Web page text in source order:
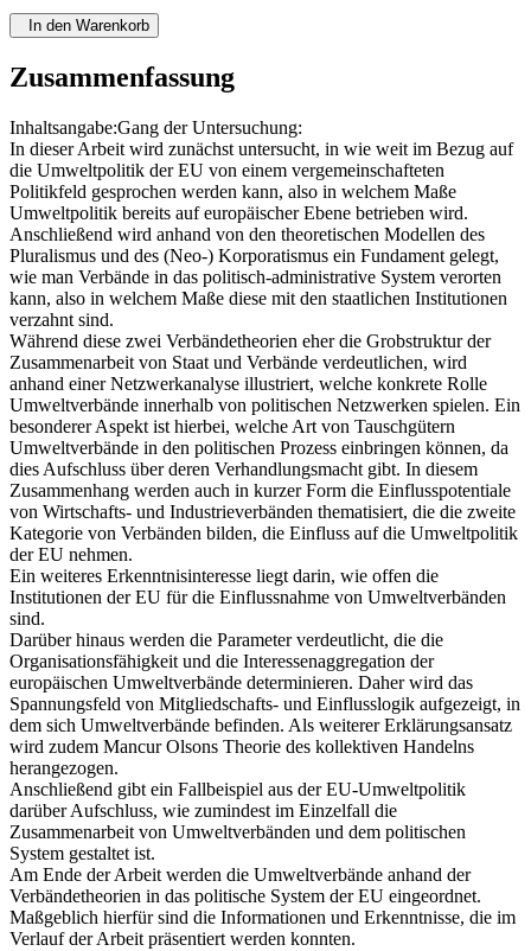
In den Warenkorb
Zusammenfassung
Inhaltsangabe:Gang der Untersuchung:
In dieser Arbeit wird zunächst untersucht, in wie weit im Bezug auf
die Umweltpolitik der EU von einem vergemeinschafteten
Politikfeld gesprochen werden kann, also in welchem Maße
Umweltpolitik bereits auf europäischer Ebene betrieben wird.
Anschließend wird anhand von den theoretischen Modellen des
Pluralismus und des (Neo-) Korporatismus ein Fundament gelegt,
wie man Verbände in das politisch-administrative System verorten
kann, also in welchem Maße diese mit den staatlichen Institutionen
verzahnt sind.
Während diese zwei Verbändetheorien eher die Grobstruktur der
Zusammenarbeit von Staat und Verbände verdeutlichen, wird
anhand einer Netzwerkanalyse illustriert, welche konkrete Rolle
Umweltverbände innerhalb von politischen Netzwerken spielen. Ein
besonderer Aspekt ist hierbei, welche Art von Tauschgütern
Umweltverbände in den politischen Prozess einbringen können, da
dies Aufschluss über deren Verhandlungsmacht gibt. In diesem
Zusammenhang werden auch in kurzer Form die Einflusspotentiale
von Wirtschafts- und Industrieverbänden thematisiert, die die zweite
Kategorie von Verbänden bilden, die Einfluss auf die Umweltpolitik
der EU nehmen.
Ein weiteres Erkenntnisinteresse liegt darin, wie offen die
Institutionen der EU für die Einflussnahme von Umweltverbänden
sind.
Darüber hinaus werden die Parameter verdeutlicht, die die
Organisationsfähigkeit und die Interessenaggregation der
europäischen Umweltverbände determinieren. Daher wird das
Spannungsfeld von Mitgliedschafts- und Einflusslogik aufgezeigt, in
dem sich Umweltverbände befinden. Als weiterer Erklärungsansatz
wird zudem Mancur Olsons Theorie des kollektiven Handelns
herangezogen.
Anschließend gibt ein Fallbeispiel aus der EU-Umweltpolitik
darüber Aufschluss, wie zumindest im Einzelfall die
Zusammenarbeit von Umweltverbänden und dem politischen
System gestaltet ist.
Am Ende der Arbeit werden die Umweltverbände anhand der
Verbändetheorien in das politische System der EU eingeordnet.
Maßgeblich hierfür sind die Informationen und Erkenntnisse, die im
Verlauf der Arbeit präsentiert werden konnten.